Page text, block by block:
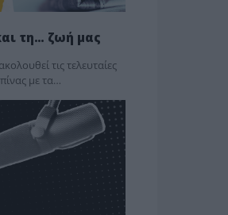
τη… ζωή μας
τις τελευταίες
με τα…